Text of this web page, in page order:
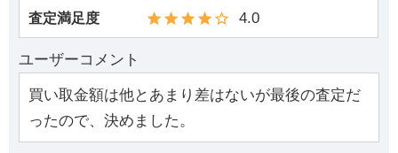
査定満足度 4.0
ユーザーコメント
買い取金額は他とあまり差はないが最後の査定だ
ったので、決めました。